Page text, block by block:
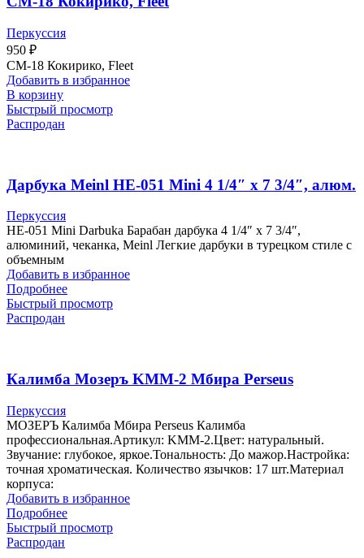
Перкуссия
950 ₽
CM-18 Кокирико, Fleet
Добавить в избранное
В корзину
Быстрый просмотр
Распродан
Дарбука Meinl HE-051 Mini 4 1/4″ x 7 3/4″, алюм.
Перкуссия
HE-051 Mini Darbuka Барабан дарбука 4 1/4″ x 7 3/4″,
алюминий, чеканка, Meinl Легкие дарбуки в турецком стиле с
объемным
Добавить в избранное
Подробнее
Быстрый просмотр
Распродан
Калимба Мозеръ KMM-2 Мбира Perseus
Перкуссия
МОЗЕРЪ Калимба Мбира Perseus Калимба
профессиональная.Артикул: KMM-2.Цвет: натуральный.
Звучание: глубокое, яркое.Тональность: До мажор.Настройка:
точная хроматическая. Количество язычков: 17 шт.Материал
корпуса:
Добавить в избранное
Подробнее
Быстрый просмотр
Распродан